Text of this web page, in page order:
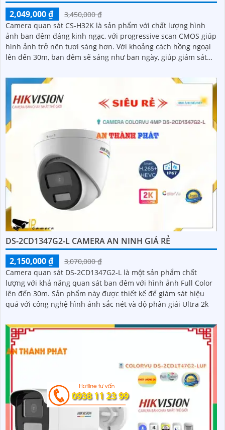
2,049,000 ₫
3,450,000 ₫
Camera quan sát CS-H32K là sản phẩm với chất lượng hình
ảnh ban đêm đáng kinh ngạc, với progressive scan CMOS giúp
hình ảnh trở nên tươi sáng hơn. Với khoảng cách hồng ngoại
lên đến 30m, ban đêm sẽ sáng như ban ngày, giúp giám sát
DS-2CD1347G2-L CAMERA AN NINH GIÁ RẺ
2,150,000 ₫
3,070,000 ₫
Camera quan sát DS-2CD1347G2-L là một sản phẩm chất
lượng với khả năng quan sát ban đêm với hình ảnh Full Color
lên đến 30m. Sản phẩm này được thiết kế để giám sát hiệu
quả với công nghệ hình ảnh sắc nét và độ phân giải Ultra 2k